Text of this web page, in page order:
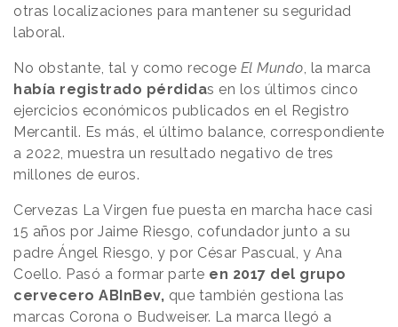
otras localizaciones para mantener su seguridad
laboral.
No obstante, tal y como recoge El Mundo, la marca
había registrado pérdidas en los últimos cinco
ejercicios económicos publicados en el Registro
Mercantil. Es más, el último balance, correspondiente
a 2022, muestra un resultado negativo de tres
millones de euros.
Cervezas La Virgen fue puesta en marcha hace casi
15 años por Jaime Riesgo, cofundador junto a su
padre Ángel Riesgo, y por César Pascual, y Ana
Coello. Pasó a formar parte en 2017 del grupo
cervecero ABInBev, que también gestiona las
marcas Corona o Budweiser. La marca llegó a